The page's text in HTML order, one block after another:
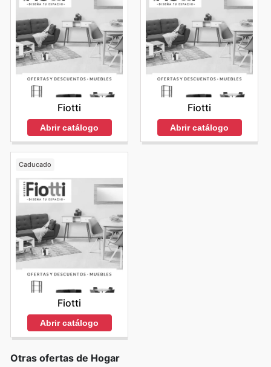
Fiotti
Abrir catálogo
Fiotti
Abrir catálogo
Caducado
Fiotti
Abrir catálogo
Otras ofertas de Hogar